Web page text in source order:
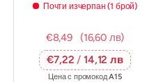
Почти изчерпан (1 брой)
€8,49
(16,60 лв)
€7,22/ 14,12 лв
Цена с промокодA15